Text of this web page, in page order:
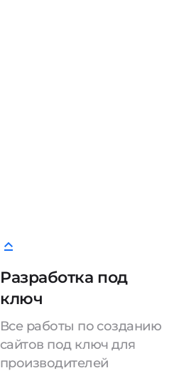
Разработка под
ключ
Все работы по созданию
сайтов под ключ для
производителей